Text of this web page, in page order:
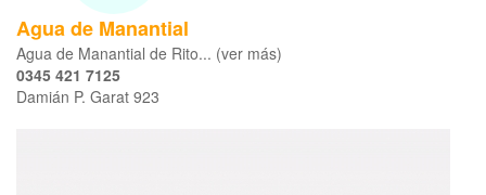
Agua de Manantial
Agua de Manantial de Rito... (ver más)
0345 421 7125
Damián P. Garat 923